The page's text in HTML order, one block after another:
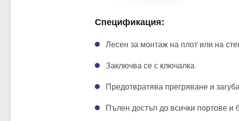
Спецификация:
Лесен за монтаж на плот или на
Заключва се с ключалка
Предотвратява прегряване и
Пълен достъп до всички портове и